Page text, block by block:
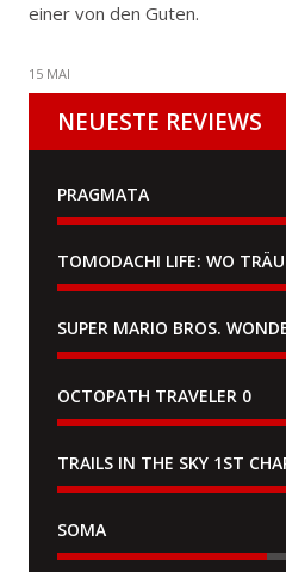
einer von den Guten.
15 MAI
NEUESTE REVIEWS
PRAGMATA
TOMODACHI LIFE: WO
OCTOPATH TRAVELER 0
TRAILS IN THE SKY 1ST
SOMA